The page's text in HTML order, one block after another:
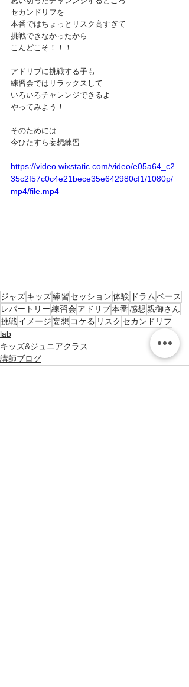
セカンドリフを
本番ではちょっとリスク高すぎて
挑戦できなかったから
こんどこそ！！！
アドリブに挑戦する子も
練習会ではリラックスして
いろいろチャレンジできるよ
やってみよう！
そのためには
今ひたすら妄想練習
https://video.wixstatic.com/video/e05a64_c2
35c2f57c0c4e21bece35e642980cf1/1080p/
mp4/file.mp4
ジャズキッズ練習 セッション体験 ドラム ベース
レパートリー練習会 アドリブ本番感想親御さん
挑戦イメージ妄想 コケる リスク セカンドリフ
lab
キッズ&ジュニアクラス
講師ブログ